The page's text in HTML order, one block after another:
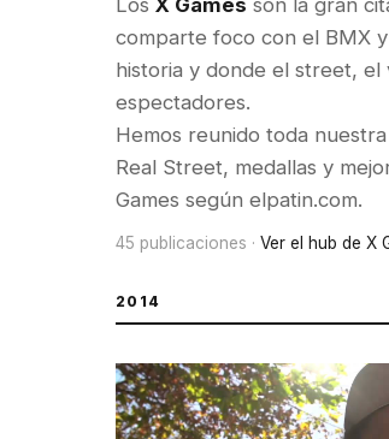
Los X Games son la gran
comparte foco con el BMX
historia y donde el street, el
espectadores.
Hemos reunido toda
Real Street, medallas y
Games según elpatin.com.
45 publicaciones · Ver el hub de X
2014